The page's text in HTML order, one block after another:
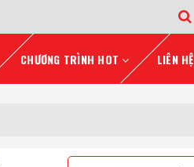
CHƯƠNG TRÌNH HOT LIÊN HỆ